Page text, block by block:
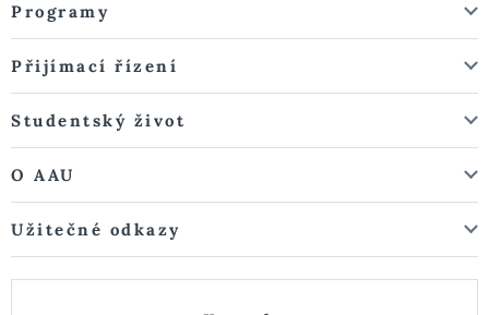
Programy
Přijímací řízení
Studentský život
O AAU
Užitečné odkazy